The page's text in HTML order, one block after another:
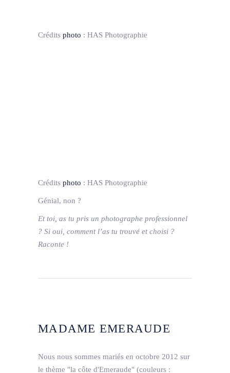
Crédits photo : HAS Photographie
Crédits photo : HAS Photographie
Génial, non ?
Et toi, as tu pris un photographe professionnel
? Si oui, comment l’as tu trouvé et choisi ?
Raconte !
MADAME EMERAUDE
Nous nous sommes mariés en octobre 2012 sur
le thème "la côte d'Emeraude" (couleurs :